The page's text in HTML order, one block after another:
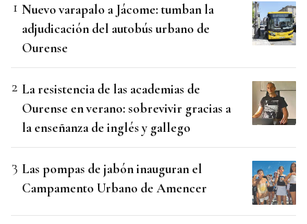
Nuevo varapalo a Jácome: tumban la
adjudicación del autobús urbano de
Ourense
La resistencia de las academias de
Ourense en verano: sobrevivir gracias a
la enseñanza de inglés y gallego
Las pompas de jabón inauguran el
Campamento Urbano de Amencer